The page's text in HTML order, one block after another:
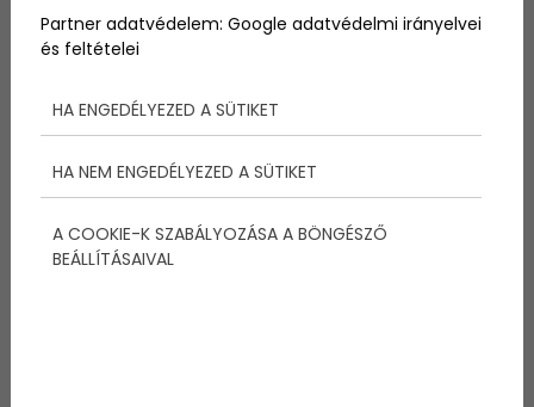
Megosztás:
További bejegyzések
Partner adatvédelem: Google adatvédelmi irányelvei
és feltételei
HA ENGEDÉLYEZED A SÜTIKET
HA NEM ENGEDÉLYEZED A SÜTIKET
A COOKIE-K SZABÁLYOZÁSA A BÖNGÉSZŐ
BEÁLLÍTÁSAIVAL